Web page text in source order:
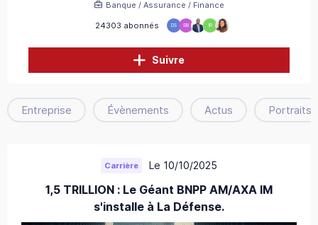
24303 abonnés DS SB IR
Banque / Assurance / Finance
Suivre
Entreprise Évènements Actus Portraits
Carrière Le 10/10/2025
1,5 TRILLION : Le Géant BNPP AM/AXA IM
s'installe à La Défense.